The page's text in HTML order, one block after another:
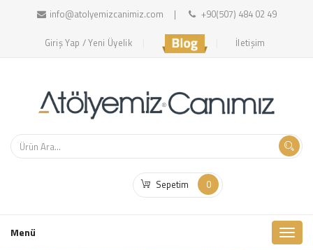
info@atolyemizcanimiz.com +90(507) 484 02 49
Giriş Yap / Yeni Üyelik İletişim
Sepetim 0
Menü Toggle